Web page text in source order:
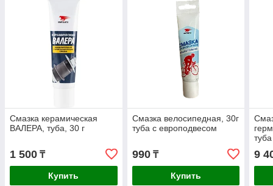
Смазка керамическая
ВАЛЕРА, туба, 30 г
1 500 ₸
Купить
Смазка велосипедная, 30г
туба с европодвесом
990₸
Купить
9